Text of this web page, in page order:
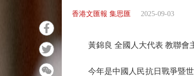
香港文匯報 集思匯 2025-09-03
黃錦良 全國人大代表 教聯會
今年是中國人民抗日戰爭暨世